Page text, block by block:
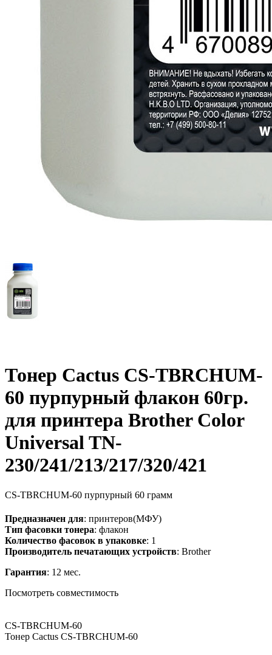
Тонер Cactus CS-TBRCHUM-
60 пурпурный флакон 60гр.
для принтера Brother Color
Universal TN-
230/241/213/217/320/421
CS-TBRCHUM-60 пурпурный 60 грамм
Предназначен для: принтеров(МФУ)
Тип фасовки тонера: флакон
Количество фасовок в упаковке: 1
Производитель печатающих устройств: Brother
Гарантия: 12 мес.
Посмотреть совместимость
CS-TBRCHUM-60
Тонер Cactus CS-TBRCHUM-60